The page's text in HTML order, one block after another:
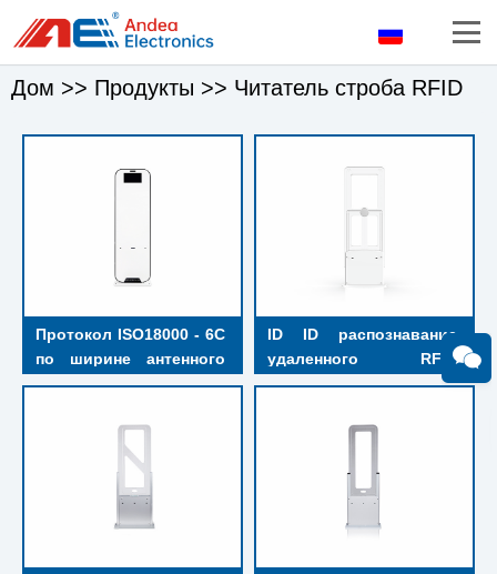
Дом >> Продукты >> Читатель строба RFID
Протокол ISO18000 - 6C
по ширине антенного
канала 120CM ISO18000
ID ID распознавание
удаленного RFID
считывающего
мощность RFID